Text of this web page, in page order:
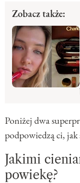
Zobacz także:
Poniżej dwa
podpowiedzą ci,
Jakimi
powiekę?